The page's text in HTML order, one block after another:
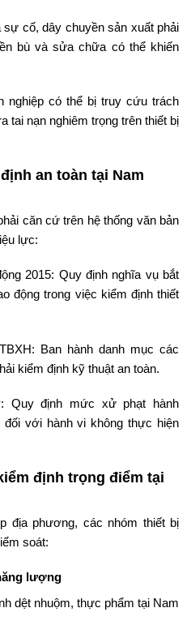
sự cố, dây chuyền sản xuất phải
bù và sửa chữa có thể khiến
nghiệp có thể bị truy cứu trách
tai nạn nghiêm trọng trên thiết bị
an toàn tại Nam
căn cứ trên hệ thống văn bản
lực:
2015: Quy định nghĩa vụ bắt
động trong việc kiểm định thiết
Ban hành danh mục các
kiểm định kỹ thuật an toàn.
Quy định mức xử phạt hành
với hành vi không thực hiện
định trọng điểm tại
địa phương, các nhóm thiết bị
soát:
lượng
dệt nhuộm, thực phẩm tại Nam